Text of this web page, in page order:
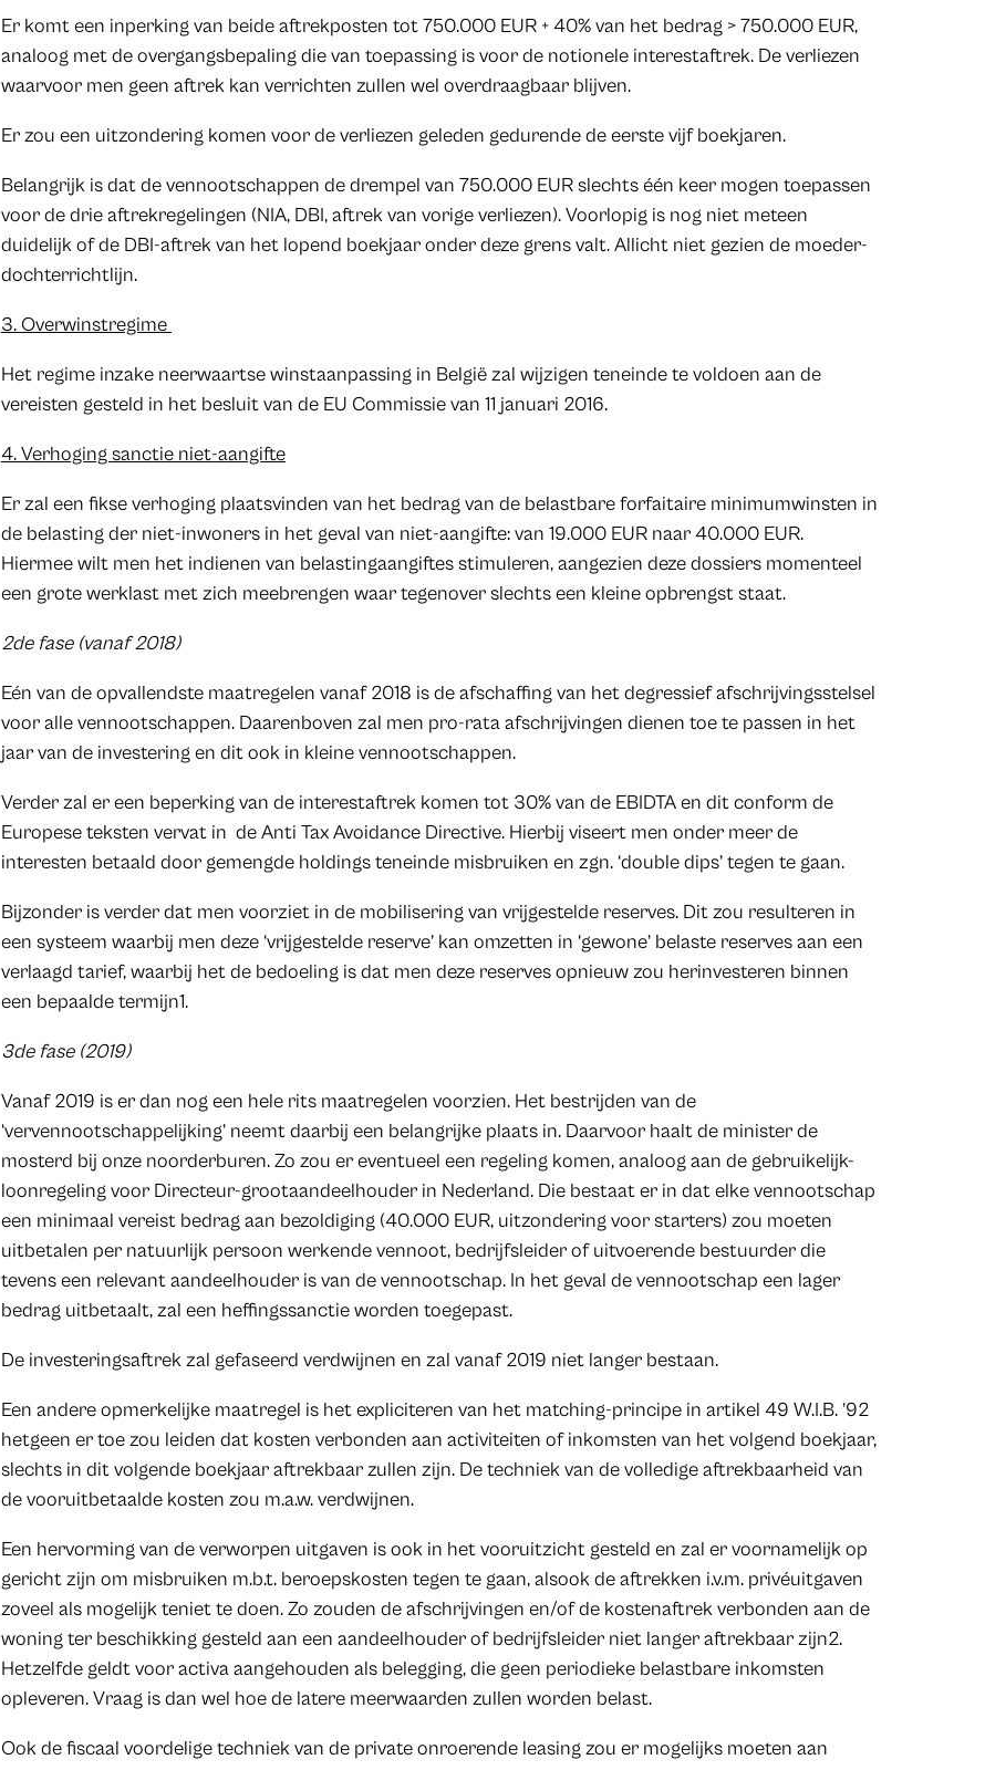
Er komt een inperking van beide aftrekposten tot 750.000 EUR + 40% van het bedrag > 750.000 EUR,
analoog met de overgangsbepaling die van toepassing is voor de notionele interestaftrek. De verliezen
waarvoor men geen aftrek kan verrichten zullen wel overdraagbaar blijven.
Er zou een uitzondering komen voor de verliezen geleden gedurende de eerste vijf boekjaren.
Belangrijk is dat de vennootschappen de drempel van 750.000 EUR slechts één keer mogen toepassen
voor de drie aftrekregelingen (NIA, DBI, aftrek van vorige verliezen). Voorlopig is nog niet meteen
duidelijk of de DBI-aftrek van het lopend boekjaar onder deze grens valt. Allicht niet gezien de moeder-
dochterrichtlijn.
3. Overwinstregime
Het regime inzake neerwaartse winstaanpassing in België zal wijzigen teneinde te voldoen aan de
vereisten gesteld in het besluit van de EU Commissie van 11 januari 2016.
4. Verhoging sanctie niet-aangifte
Er zal een fikse verhoging plaatsvinden van het bedrag van de belastbare forfaitaire minimumwinsten in
de belasting der niet-inwoners in het geval van niet-aangifte: van 19.000 EUR naar 40.000 EUR.
Hiermee wilt men het indienen van belastingaangiftes stimuleren, aangezien deze dossiers momenteel
een grote werklast met zich meebrengen waar tegenover slechts een kleine opbrengst staat.
2de fase (vanaf 2018)
Eén van de opvallendste maatregelen vanaf 2018 is de afschaffing van het degressief afschrijvingsstelsel
voor alle vennootschappen. Daarenboven zal men pro-rata afschrijvingen dienen toe te passen in het
jaar van de investering en dit ook in kleine vennootschappen.
Verder zal er een beperking van de interestaftrek komen tot 30% van de EBIDTA en dit conform de
Europese teksten vervat in de Anti Tax Avoidance Directive. Hierbij viseert men onder meer de
interesten betaald door gemengde holdings teneinde misbruiken en zgn. ‘double dips’ tegen te gaan.
Bijzonder is verder dat men voorziet in de mobilisering van vrijgestelde reserves. Dit zou resulteren in
een systeem waarbij men deze ‘vrijgestelde reserve’ kan omzetten in ‘gewone’ belaste reserves aan een
verlaagd tarief, waarbij het de bedoeling is dat men deze reserves opnieuw zou herinvesteren binnen
een bepaalde termijn1.
3de fase (2019)
Vanaf 2019 is er dan nog een hele rits maatregelen voorzien. Het bestrijden van de
‘vervennootschappelijking’ neemt daarbij een belangrijke plaats in. Daarvoor haalt de minister de
mosterd bij onze noorderburen. Zo zou er eventueel een regeling komen, analoog aan de gebruikelijk-
loonregeling voor Directeur-grootaandeelhouder in Nederland. Die bestaat er in dat elke vennootschap
een minimaal vereist bedrag aan bezoldiging (40.000 EUR, uitzondering voor starters) zou moeten
uitbetalen per natuurlijk persoon werkende vennoot, bedrijfsleider of uitvoerende bestuurder die
tevens een relevant aandeelhouder is van de vennootschap. In het geval de vennootschap een lager
bedrag uitbetaalt, zal een heffingssanctie worden toegepast.
De investeringsaftrek zal gefaseerd verdwijnen en zal vanaf 2019 niet langer bestaan.
Een andere opmerkelijke maatregel is het expliciteren van het matching-principe in artikel 49 W.I.B. ’92
hetgeen er toe zou leiden dat kosten verbonden aan activiteiten of inkomsten van het volgend boekjaar,
slechts in dit volgende boekjaar aftrekbaar zullen zijn. De techniek van de volledige aftrekbaarheid van
de vooruitbetaalde kosten zou m.a.w. verdwijnen.
Een hervorming van de verworpen uitgaven is ook in het vooruitzicht gesteld en zal er voornamelijk op
gericht zijn om misbruiken m.b.t. beroepskosten tegen te gaan, alsook de aftrekken i.v.m. privéuitgaven
zoveel als mogelijk teniet te doen. Zo zouden de afschrijvingen en/of de kostenaftrek verbonden aan de
woning ter beschikking gesteld aan een aandeelhouder of bedrijfsleider niet langer aftrekbaar zijn2.
Hetzelfde geldt voor activa aangehouden als belegging, die geen periodieke belastbare inkomsten
opleveren. Vraag is dan wel hoe de latere meerwaarden zullen worden belast.
Ook de fiscaal voordelige techniek van de private onroerende leasing zou er mogelijks moeten aan